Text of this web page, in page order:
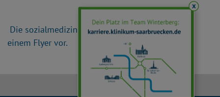
Die sozialmedizinische Nachsorge stellt sich in
einem Flyer vor.
x